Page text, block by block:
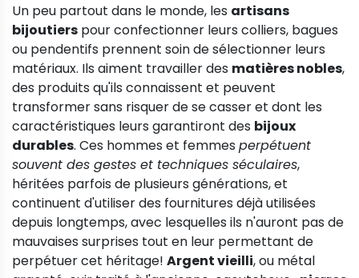
Un peu partout dans le monde, les artisans
bijoutiers pour confectionner leurs colliers, bagues
ou pendentifs prennent soin de sélectionner leurs
matériaux. Ils aiment travailler des matières nobles,
des produits qu'ils connaissent et peuvent
transformer sans risquer de se casser et dont les
caractéristiques leurs garantiront des bijoux
durables. Ces hommes et femmes perpétuent
souvent des gestes et techniques séculaires,
héritées parfois de plusieurs générations, et
continuent d'utiliser des fournitures déjà utilisées
depuis longtemps, avec lesquelles ils n'auront pas de
mauvaises surprises tout en leur permettant de
perpétuer cet héritage! Argent vieilli, ou métal